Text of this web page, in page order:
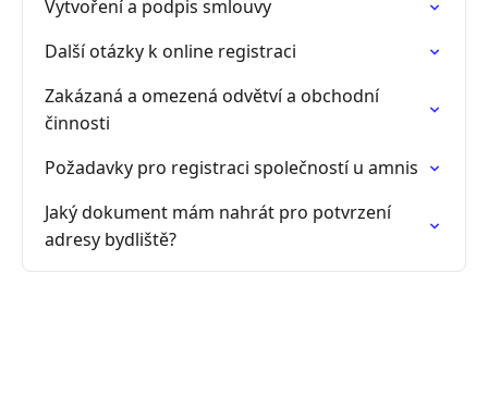
Vytvoření a podpis smlouvy
Další otázky k online registraci
Zakázaná a omezená odvětví a obchodní
činnosti
Požadavky pro registraci společností u amnis
Jaký dokument mám nahrát pro potvrzení
adresy bydliště?